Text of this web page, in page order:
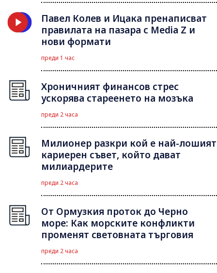
Павел Колев и Ицака пренаписват
правилата на пазара с Media Z и
нови формати
преди 1 час
Хроничният финансов стрес
ускорява стареенето на мозъка
преди 2 часа
Милионер разкри кой е най-лошият
кариерен съвет, който дават
милиардерите
преди 2 часа
От Ормузкия проток до Черно
море: Как морските конфликти
променят световната търговия
преди 2 часа